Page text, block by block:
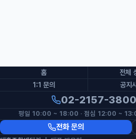
홈 전체
1:1 문의
공지
02-2157-3800
평일 10:00 ~ 18:00 · 점심 12:00 ~
전화 문의